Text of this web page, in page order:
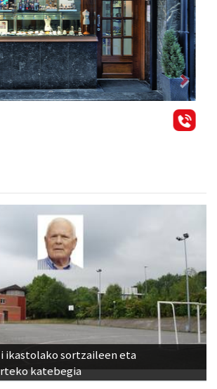
zerbitzua
Next
ikastolako sortzaileen eta
katebegia